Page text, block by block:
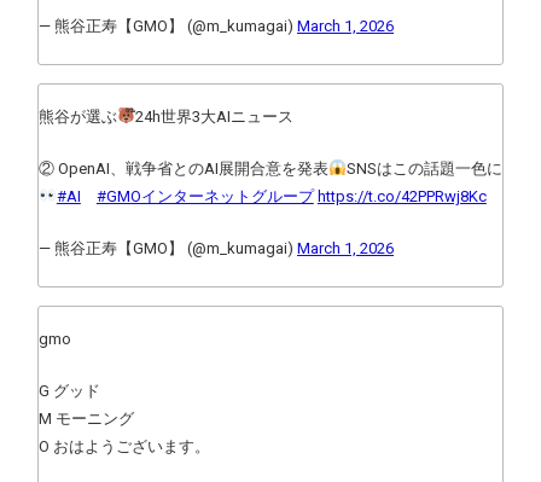
— 熊谷正寿【GMO】 (@m_kumagai) March 1, 2026
熊谷が選ぶ ໊24h世界3大AIニュース
② OpenAI、戦争省とのAI展開合意を発表
SNSはこの話題一色に
#AI
#GMOインターネットグループ https://t.co/42PPRwj8Kc
— 熊谷正寿【GMO】 (@m_kumagai) March 1, 2026
gmo
G グッド
M モーニング
O おはようございます。